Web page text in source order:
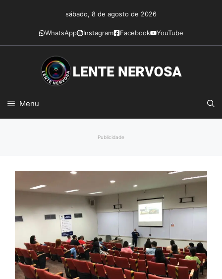
conteúdo
sábado, 8 de agosto de 2026
WhatsApp Instagram Facebook YouTube
Menu
Publicidade